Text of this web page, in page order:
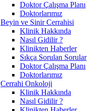
Doktor Çalışma Planı
Doktorlarımız
Beyin ve Sinir Cerrahisi
Klinik Hakkında
Nasıl Gidilir ?
Klinikten Haberler
Sıkça Sorulan Sorular
Doktor Çalışma Planı
Doktorlarımız
Cerrahi Onkoloji
Klinik Hakkında
Nasıl Gidilir ?